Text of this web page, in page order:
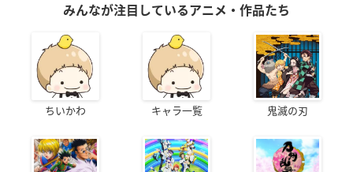
みんなが注目しているアニメ・作品たち
ちいかわ キャラ一覧 鬼滅の刃